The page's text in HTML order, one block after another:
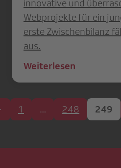
innovative und
Webprojekte für ein
erste Zwischenbilanz
aus.
Weiterlesen
1 … 248 249